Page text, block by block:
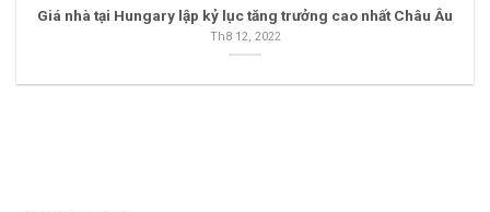
Giá nhà tại Hungary lập kỷ lục tăng trưởng cao nhất Châu Âu
Th8 12, 2022